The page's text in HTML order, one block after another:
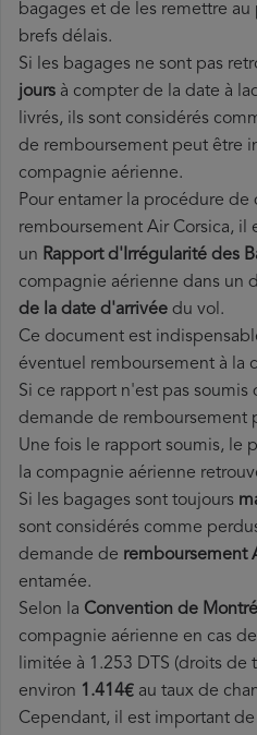
bagages et de les remettre au
brefs délais.
Si les bagages ne sont pas
jours à compter de la date à
livrés, ils sont considérés
de remboursement peut être
compagnie aérienne.
Pour entamer la procédure de
remboursement Air Corsica, il
un Rapport d'Irrégularité des
compagnie aérienne dans un
de la date d'arrivée du vol.
Ce document est
éventuel remboursement à la
Si ce rapport n'est pas soumis
demande de remboursement
Une fois le rapport soumis, le
la compagnie aérienne
Si les bagages sont toujours
sont considérés comme
demande de remboursement
entamée.
Selon la Convention de
compagnie aérienne en cas
limitée à 1.253 DTS (droits de
environ 1.414€ au taux de
Cependant, il est important